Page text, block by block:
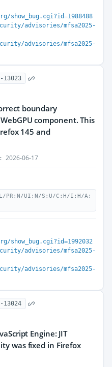
advisories/mfsa2025-
advisories/mfsa2025-
13023
boundary
component. This
145 and
2026-06-17
PR:N/UI:N/S:U/C:H/I:H/A:
advisories/mfsa2025-
advisories/mfsa2025-
13024
Engine: JIT
was fixed in Firefox